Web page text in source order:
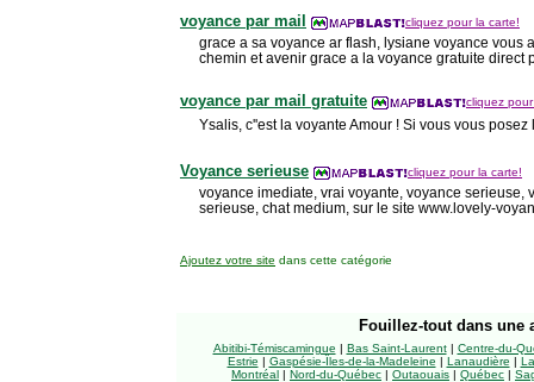
voyance par mail cliquez pour la carte!
grace a sa voyance ar flash, lysiane voyance vous
chemin et avenir grace a la voyance gratuite direct
voyance par mail gratuite cliquez
Ysalis, c''est la voyante Amour ! Si vous vous posez
Voyance serieuse cliquez pour la carte!
voyance imediate, vrai voyante, voyance serieuse,
serieuse, chat medium, sur le site www.lovely-
Ajoutez votre site dans cette catégorie
Fouillez-tout dans une
Abitibi-Témiscamingue | Bas Saint-Laurent| Centre-du-
Estrie | Gaspésie-Îles-de-la-Madeleine | Lanaudière |
Montréal | Nord-du-Québec | Outaouais | Québec |